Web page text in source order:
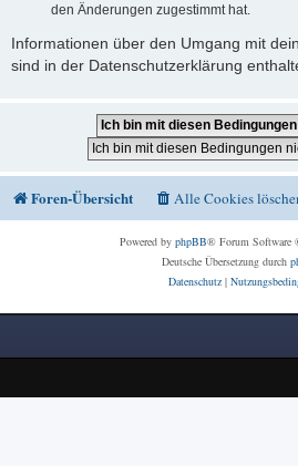
den Änderungen zugestimmt hat.
Informationen über den Umgang mit
sind in der Datenschutzerklärung
Foren-Übersicht Alle Cookies
Powered by phpBB® Forum
Deutsche Übersetzung durch
Datenschutz|